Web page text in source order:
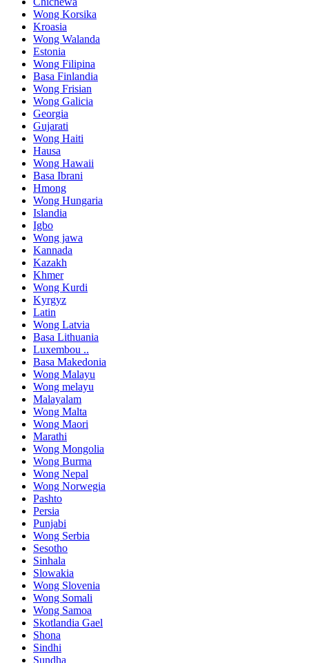
Wong Korsika
Kroasia
Wong Walanda
Estonia
Wong Filipina
Basa Finlandia
Wong Frisian
Wong Galicia
Georgia
Gujarati
Wong Haiti
Hausa
Wong Hawaii
Basa Ibrani
Hmong
Wong Hungaria
Islandia
Igbo
Wong jawa
Kannada
Kazakh
Khmer
Wong Kurdi
Kyrgyz
Latin
Wong Latvia
Basa Lithuania
Luxembou ..
Basa Makedonia
Wong Malayu
Wong melayu
Malayalam
Wong Malta
Wong Maori
Marathi
Wong Mongolia
Wong Burma
Wong Nepal
Wong Norwegia
Pashto
Persia
Punjabi
Wong Serbia
Sesotho
Sinhala
Slowakia
Wong Slovenia
Wong Somali
Wong Samoa
Skotlandia Gael
Shona
Sindhi
Sundha